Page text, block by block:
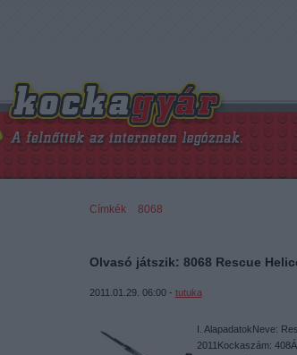
Címkék» 8068
Olvasó játszik: 8068 Rescue
2011.01.29. 06:00 - tutuka
I. AlapadatokNeve:
2011Kockaszám: